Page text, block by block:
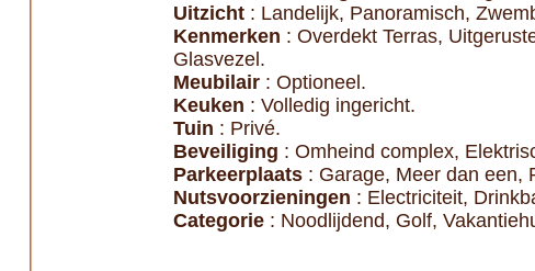
Uitzicht: Landelijk, Panoramisch,
Kenmerken : Overdekt Terras,
Glasvezel.
Meubilair: Optioneel.
Keuken : Volledig ingericht.
Tuin : Privé.
Beveiliging : Omheind complex,
Parkeerplaats: Garage, Meer dan een,
Nutsvoorzieningen : Electriciteit,
Categorie: Noodlijdend, Golf,